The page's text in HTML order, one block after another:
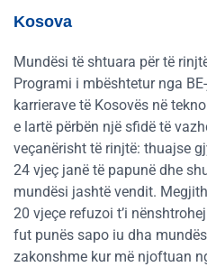
Kosova
Mundësi të shtuara për të
Programi i mbështetur nga
karrierave të Kosovës në
e lartë përbën një sfidë të
veçanërisht të rinjtë: thuajse
24 vjeç janë të papunë dhe
mundësi jashtë vendit.
20 vjeçe refuzoi t’i
fut punës sapo iu dha
zakonshme kur më njoftuan